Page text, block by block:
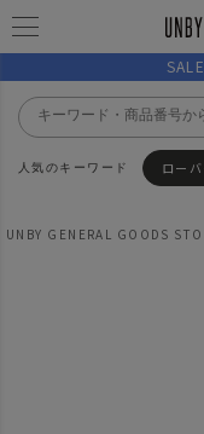
ロー
UNBY GENERAL GOODS